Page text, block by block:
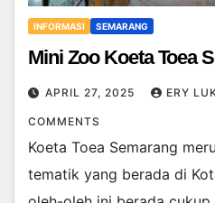
INFORMASI SEMARANG
Mini Zoo Koeta Toea
APRIL 27, 2025 ERY
COMMENTS
Koeta Toea Semarang
tematik yang berada di